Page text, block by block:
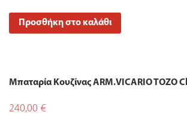
Προσθήκη στο καλάθι
Μπαταρία Κουζίνας ARM.VICARIO TOZO
240,00 €